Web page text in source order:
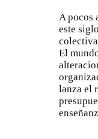
A pocos
este
El
lanza el